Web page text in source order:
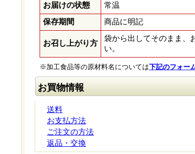
お届けの状態
常温
保存期間
商品に明記
お召し上がり方
袋から出してそのまま、
い。
※加工食品等の原材料名については下記のフォー
お買物情報
送料
お支払方法
ご注文の方法
返品・交換